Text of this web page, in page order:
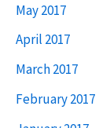
May 2017
April 2017
March 2017
February 2017